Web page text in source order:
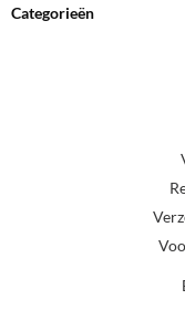
Categorieën